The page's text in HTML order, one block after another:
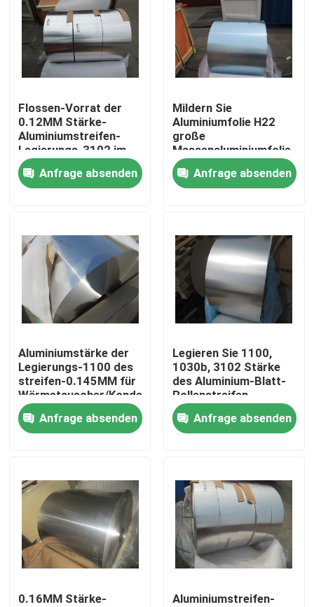
Produkte
Videos
Über uns
Werksbesichtigung
Kontakt mit uns
Neuigkeiten
Rechtssachen
Flossen-Vorrat der
0.12MM Stärke-
Aluminiumstreifen-
Legierungs-3102 im
Wärmetauscher
Anfrage absenden
Mildern Sie
Aluminiumfolie H22
große
Massenaluminiumfolie-
Legierung 1100
Rolls/0.13MM
Anfrage absenden
Aluminiumstärke der
Legierungs-1100 des
streifen-0.145MM für
Wärmetauscher/Kondensator
Anfrage absenden
Legieren Sie 1100,
1030b, 3102 Stärke
des Aluminium-Blatt-
Rollenstreifen-
0.15MM
Anfrage absenden
0.16MM Stärke-
Aluminiumstreifen-